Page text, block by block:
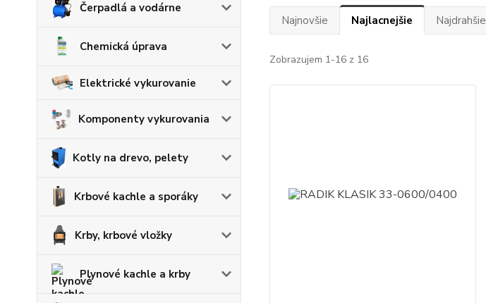
Čerpadlá a vodárne
Chemická úprava
Elektrické vykurovanie
Komponenty vykurovania
Kotly na drevo, pelety
Krbové kachle a sporáky
Krby, krbové vložky
Plynové kachle a krby
Najnovšie Najlacnejšie Najdrahšie
Zobrazujem 1-16 z 16